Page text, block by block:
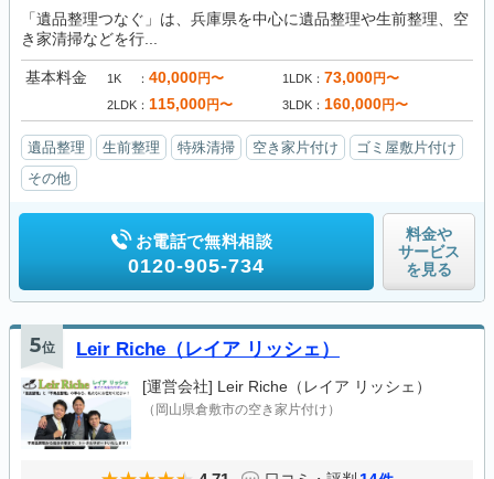
「遺品整理つなぐ」は、兵庫県を中心に遺品整理や生前整理、空
き家清掃などを行...
基本料金 1K 40,000円〜 1LDK 73,000円〜
2LDK 115,000円〜 3LDK 160,000円〜
遺品整理 生前整理 特殊清掃 空き家片付け
ゴミ屋敷片付け
その他
お電話で無料相談
0120-905-734
料金や
サービス
を見る
5位 Leir Riche（レイア リッシェ）
[運営会社] Leir Riche（レイア リッシェ）
（岡山県倉敷市の空き家片付け）